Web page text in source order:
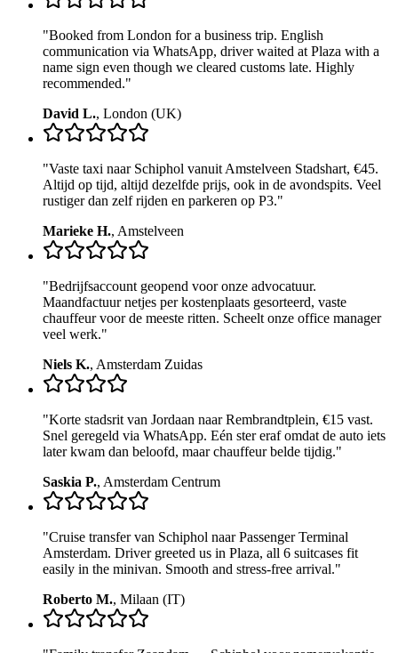
"Booked from London for a business trip. English
communication via WhatsApp, driver waited at Plaza with a
name sign even though we cleared customs late. Highly
recommended."
David L., London (UK)
"Vaste taxi naar Schiphol vanuit Amstelveen Stadshart, €45.
Altijd op tijd, altijd dezelfde prijs, ook in de avondspits. Veel
rustiger dan zelf rijden en parkeren op P3."
Marieke H., Amstelveen
"Bedrijfsaccount geopend voor onze advocatuur.
Maandfactuur netjes per kostenplaats gesorteerd, vaste
chauffeur voor de meeste ritten. Scheelt onze office manager
veel werk."
Niels K., Amsterdam Zuidas
"Korte stadsrit van Jordaan naar Rembrandtplein, €15 vast.
Snel geregeld via WhatsApp. Eén ster eraf omdat de auto iets
later kwam dan beloofd, maar chauffeur belde tijdig."
Saskia P., Amsterdam Centrum
"Cruise transfer van Schiphol naar Passenger Terminal
Amsterdam. Driver greeted us in Plaza, all 6 suitcases fit
easily in the minivan. Smooth and stress-free arrival."
Roberto M., Milaan (IT)